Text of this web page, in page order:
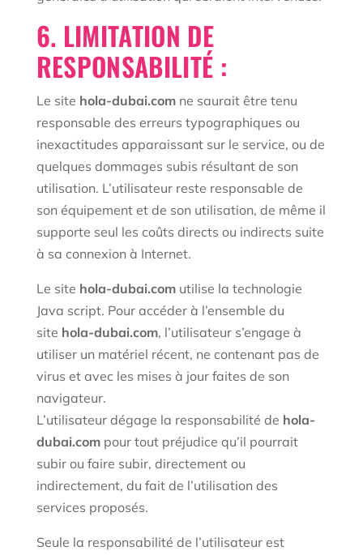
6. LIMITATION DE
RESPONSABILITÉ :
Le site hola-dubai.comne saurait être tenu
responsable des erreurs typographiques ou
inexactitudes apparaissant sur le service, ou de
quelques dommages subis résultant de son
utilisation. L’utilisateur reste responsable de
son équipement et de son utilisation, de même il
supporte seul les coûts directs ou indirects suite
à sa connexion à Internet.
Le site hola-dubai.comutilise la technologie
Java script. Pour accéder à l’ensemble du
site hola-dubai.com, l’utilisateur s’engage à
utiliser un matériel récent, ne contenant pas de
virus et avec les mises à jour faites de son
navigateur.
L’utilisateur dégage la responsabilité de hola-
dubai.compour tout préjudice qu’il pourrait
subir ou faire subir, directement ou
indirectement, du fait de l’utilisation des
services proposés.
Seule la responsabilité de l’utilisateur est